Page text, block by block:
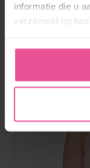
informatie die u
verzameld op